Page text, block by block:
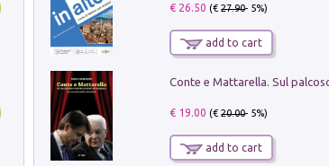
€ 26.50 (€27.90- 5%)
add to cart
€ 19.00 (€20.00- 5%)
add to cart